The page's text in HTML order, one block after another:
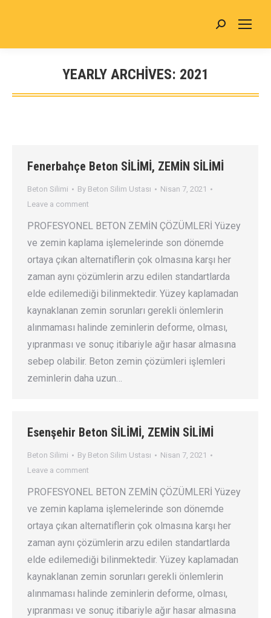
YEARLY ARCHIVES: 2021
You are here:
Fenerbahçe Beton SİLİMİ, ZEMİN SİLİMİ
Beton Silimi By Beton Silim Ustası
Nisan 7, 2021
Leave a comment
PROFESYONEL BETON ZEMİN ÇÖZÜMLERİ Yüzey
ve zemin kaplama işlemelerinde son dönemde
ortaya çıkan alternatiflerin çok olmasına karşı her
zaman aynı çözümlerin arzu edilen standartlarda
elde edilemediği bilinmektedir. Yüzey kaplamadan
kaynaklanan zemin sorunları gerekli önlemlerin
alınmaması halinde zeminlerin deforme, olması,
yıpranması ve sonuç itibariyle ağır hasar almasına
sebep olabilir. Beton zemin çözümleri işlemleri
zeminlerin daha uzun…
Esenşehir Beton SİLİMİ, ZEMİN SİLİMİ
Beton Silimi By Beton Silim Ustası
Nisan 7, 2021
Leave a comment
PROFESYONEL BETON ZEMİN ÇÖZÜMLERİ Yüzey
ve zemin kaplama işlemelerinde son dönemde
ortaya çıkan alternatiflerin çok olmasına karşı her
zaman aynı çözümlerin arzu edilen standartlarda
elde edilemediği bilinmektedir. Yüzey kaplamadan
kaynaklanan zemin sorunları gerekli önlemlerin
alınmaması halinde zeminlerin deforme, olması,
yıpranması ve sonuç itibariyle ağır hasar almasına